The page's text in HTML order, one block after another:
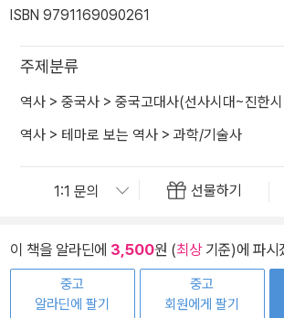
ISBN 9791169090261
주제분류
역사 > 중국사 > 중국고대사(선사시대~진한
역사 > 테마로 보는 역사 > 과학/기술사
선물하기
이 책을 알라딘에 3,500원 (최상기준)에 파시
중고
알라딘에 팔기
중고
회원에게 팔기